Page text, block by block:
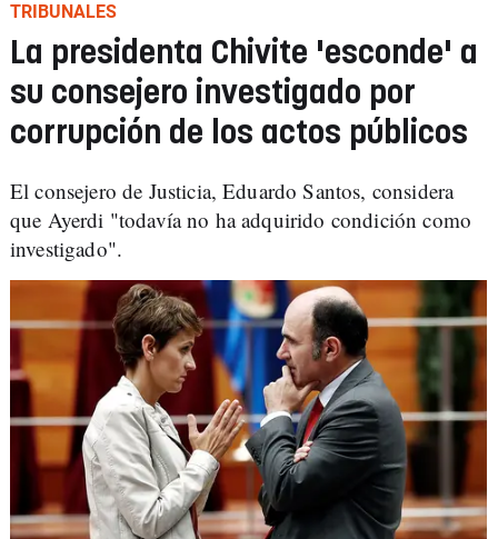
TRIBUNALES
La presidenta Chivite 'esconde' a
su consejero investigado por
corrupción de los actos públicos
El consejero de Justicia, Eduardo Santos, considera
que Ayerdi "todavía no ha adquirido condición como
investigado".